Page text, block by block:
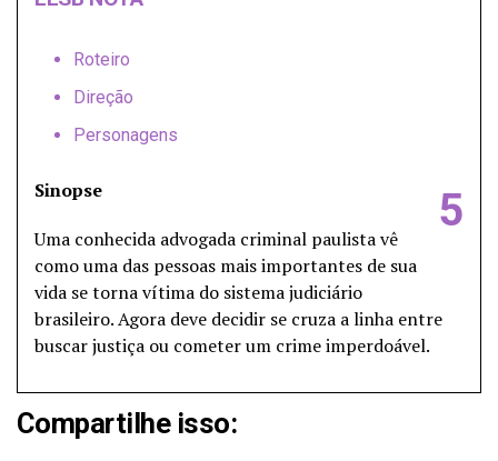
Roteiro
Direção
Personagens
5
Sinopse
Uma conhecida advogada criminal paulista vê
como uma das pessoas mais importantes de sua
vida se torna vítima do sistema judiciário
brasileiro. Agora deve decidir se cruza a linha entre
buscar justiça ou cometer um crime imperdoável.
Compartilhe isso: